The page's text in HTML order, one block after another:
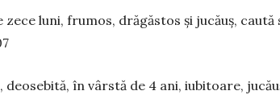
luni, frumos, drăgăstos și jucăuș, caută
în vârstă de 4 ani, iubitoare,